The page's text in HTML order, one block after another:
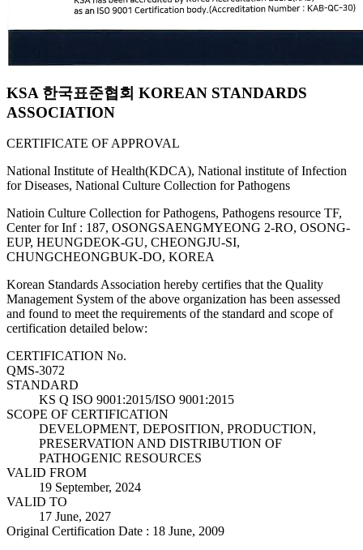
KSA 한국표준협회 KOREAN STANDARDS
ASSOCIATION
CERTIFICATE OF APPROVAL
National Institute of Health(KDCA), National institute of Infection
for Diseases, National Culture Collection for Pathogens
Natioin Culture Collection for Pathogens, Pathogens resource TF,
Center for Inf : 187, OSONGSAENGMYEONG 2-RO, OSONG-
EUP, HEUNGDEOK-GU, CHEONGJU-SI,
CHUNGCHEONGBUK-DO, KOREA
Korean Standards Association hereby certifies that the Quality
Management System of the above organization has been assessed
and found to meet the requirements of the standard and scope of
certification detailed below:
CERTIFICATION No.
QMS-3072
STANDARD
KS Q ISO 9001:2015/ISO 9001:2015
SCOPE OF CERTIFICATION
DEVELOPMENT, DEPOSITION, PRODUCTION,
PRESERVATION AND DISTRIBUTION OF
PATHOGENIC RESOURCES
VALID FROM
19 September, 2024
VALID TO
17 June, 2027
Original Certification Date : 18 June, 2009